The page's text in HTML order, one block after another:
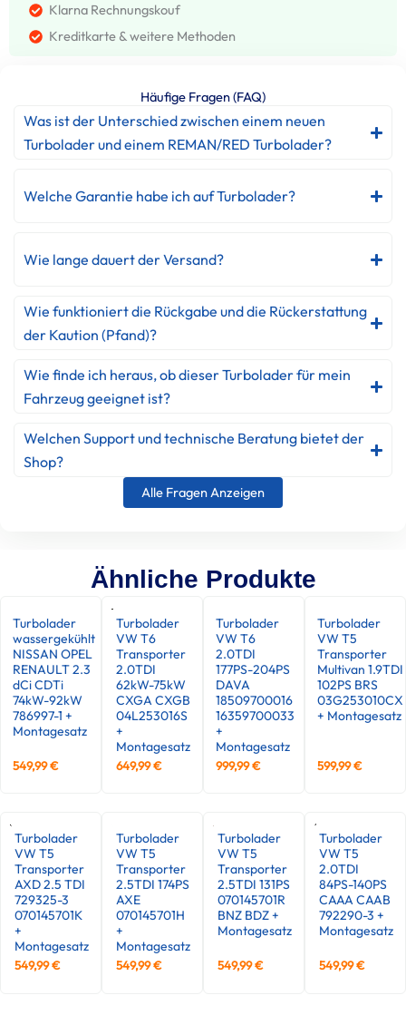
Klarna Rechnungskouf
Kreditkarte & weitere Methoden
Häufige Fragen (FAQ)
Was ist der Unterschied zwischen einem neuen
Turbolader und einem REMAN/RED Turbolader?
Welche Garantie habe ich auf Turbolader?
Wie lange dauert der Versand?
Wie funktioniert die Rückgabe und die Rückerstattung
der Kaution (Pfand)?
Wie finde ich heraus, ob dieser Turbolader für mein
Fahrzeug geeignet ist?
Welchen Support und technische Beratung bietet der
Shop?
Alle Fragen Anzeigen
Ähnliche Produkte
Turbolader
wassergekühlt
NISSAN OPEL
RENAULT 2.3
dCi CDTi
74kW-92kW
786997-1 +
Montagesatz
549,99€
Turbolader
VW T6
Transporter
2.0TDI
62kW-75kW
CXGA CXGB
04L253016S
+
Montagesatz
649,99€
Turbolader
VW T6
2.0TDI
177PS-204PS
DAVA
18509700016
16359700033
+
Montagesatz
999,99€
Turbolader
VW T5
Transporter
Multivan 1.9TDI
102PS BRS
03G253010CX
+ Montagesatz
599,99€
Turbolader
VW T5
Transporter
AXD 2.5 TDI
729325-3
070145701K
+
Montagesatz
549,99€
Turbolader
VW T5
Transporter
2.5TDI 174PS
AXE
070145701H
+
Montagesatz
549,99€
Turbolader
VW T5
Transporter
2.5TDI 131PS
070145701R
BNZ BDZ +
Montagesatz
549,99€
Turbolader
VW T5
2.0TDI
84PS-140PS
CAAA CAAB
792290-3 +
Montagesatz
549,99€